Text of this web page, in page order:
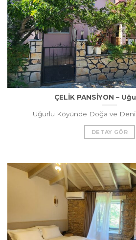
ÇELİK PANSİYON –
Uğurlu Köyünde Doğa ve
DETAY GÖR